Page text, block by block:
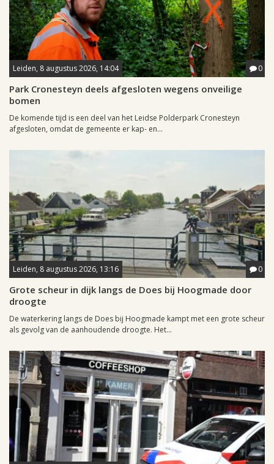
Leiden, 8 augustus 2026, 14:04 0
Park Cronesteyn deels afgesloten wegens onveilige
bomen
De komende tijd is een deel van het Leidse Polderpark Cronesteyn
afgesloten, omdat de gemeente er kap- en...
Leiden, 8 augustus 2026, 13:16 0
Grote scheur in dijk langs de Does bij Hoogmade door
droogte
De waterkering langs de Does bij Hoogmade kampt met een grote scheur
als gevolg van de aanhoudende droogte. Het...